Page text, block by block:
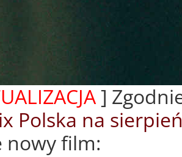
]
Polska na
nowy film: